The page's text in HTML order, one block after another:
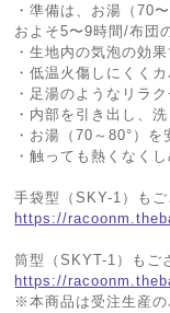
・準備は、お湯（70
およそ5〜9時間/布団
・生地内の気泡の効
・低温火傷しにくく
・足湯のようなリラ
・内部を引き出し、
・お湯（70～80°）
・触っても熱くなく
手袋型（SKY-1）もご
https://
筒型（SKYT-1）もご
https://
※本商品は受注生産の